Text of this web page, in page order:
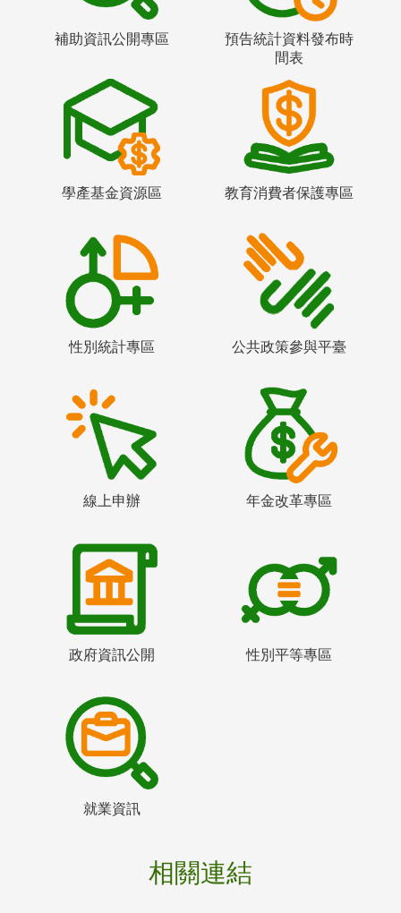
補助資訊公開專區
預告統計資料發布時
間表
學產基金資源區 教育消費者保護專區
性別統計專區 公共政策參與平臺
線上申辦 年金改革專區
政府資訊公開 性別平等專區
就業資訊
相關連結